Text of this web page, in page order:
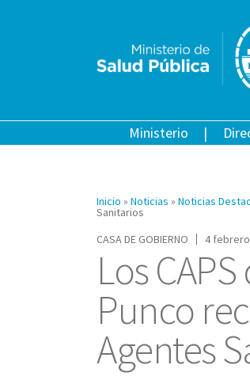
Ministerio
Inicio » Noticias » Noticias
Sanitarios
CASA DE GOBIERNO
4
Los
Punco
Agentes